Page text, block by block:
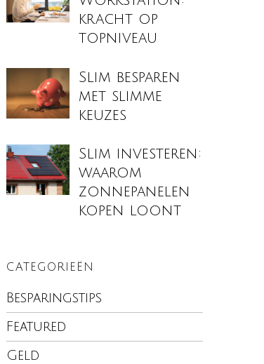
kracht op
topniveau
Slim besparen
met slimme
keuzes
Slim investeren:
waarom
zonnepanelen
kopen loont
CATEGORIEËN
Besparingstips
Featured
Geld